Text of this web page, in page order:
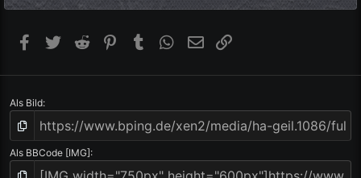
r
Facebook
Twitter Reddit PinterestTumblr WhatsApp
E-Mail
Als Bild
Als BBCode [IMG]